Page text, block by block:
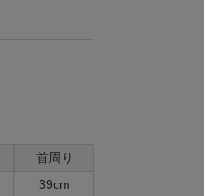
首周り
39cm